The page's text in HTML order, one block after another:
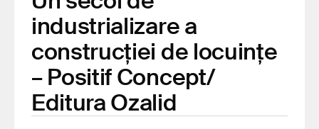
industrializare a
construcției de locuințe
– Positif Concept/
Editura Ozalid